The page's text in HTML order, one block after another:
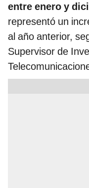
entre enero y
representó un
al año anterior,
Supervisor de